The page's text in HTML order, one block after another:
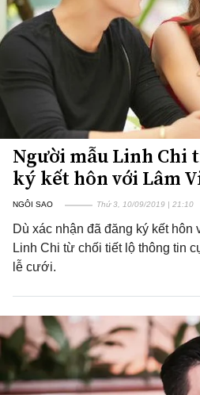
Người mẫu Linh Chi
ký kết hôn với Lâm
NGÔI SAO Thứ 3, 10/09/2019 | 21:10
Dù xác nhận đã đăng ký kết
Linh Chi từ chối tiết lộ thông tin
lễ cưới.